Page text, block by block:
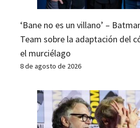
‘Bane no es un villano’ –
Team sobre la adaptación del
el murciélago
8 de agosto de 2026